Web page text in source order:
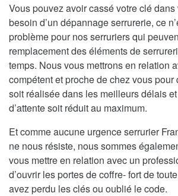
Vous pouvez avoir cassé votre clé dans
besoin d’un dépannage serrurerie, ce
problème pour nos serruriers qui
remplacement des éléments de
temps. Nous vous mettrons en relation
compétent et proche de chez vous pour
soit réalisée dans les meilleurs délais
d’attente soit réduit au maximum.
Et comme aucune urgence serrurier
ne nous résiste, nous sommes
vous mettre en relation avec un
d’ouvrir les portes de coffre- fort de
avez perdu les clés ou oublié le code.